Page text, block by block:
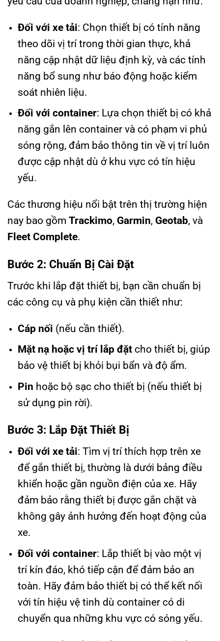
Đối với xe tải: Chọn thiết bị có tính năng
theo dõi vị trí trong thời gian thực, khả
năng cập nhật dữ liệu định kỳ, và các tính
năng bổ sung như báo động hoặc kiểm
soát nhiên liệu.
Đối với container: Lựa chọn thiết bị có khả
năng gắn lên container và có phạm vi phủ
sóng rộng, đảm bảo thông tin về vị trí luôn
được cập nhật dù ở khu vực có tín hiệu
yếu.
Các thương hiệu nổi bật trên thị trường hiện
nay bao gồm Trackimo, Garmin, Geotab, và
Fleet Complete.
Bước 2: Chuẩn Bị Cài Đặt
Trước khi lắp đặt thiết bị, bạn cần chuẩn bị
các công cụ và phụ kiện cần thiết như:
Cáp nối (nếu cần thiết).
Mặt nạ hoặc vị trí lắp đặtcho thiết bị, giúp
bảo vệ thiết bị khỏi bụi bẩn và độ ẩm.
Pin hoặc bộ sạc cho thiết bị (nếu thiết bị
sử dụng pin rời).
Bước 3: Lắp Đặt Thiết Bị
Đối với xe tải: Tìm vị trí thích hợp trên xe
để gắn thiết bị, thường là dưới bảng điều
khiển hoặc gần nguồn điện của xe. Hãy
đảm bảo rằng thiết bị được gắn chặt và
không gây ảnh hưởng đến hoạt động của
xe.
Đối với container: Lắp thiết bị vào một vị
trí kín đáo, khó tiếp cận để đảm bảo an
toàn. Hãy đảm bảo thiết bị có thể kết nối
với tín hiệu vệ tinh dù container có di
chuyển qua những khu vực có sóng yếu.